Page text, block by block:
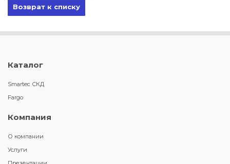
Возврат к списку
Каталог
Smartec СКД
Fargo
Компания
О компании
Услуги